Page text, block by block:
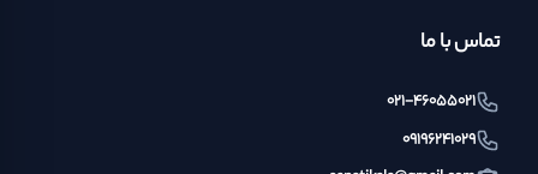
تماس با ما
021-46055021
09196241029